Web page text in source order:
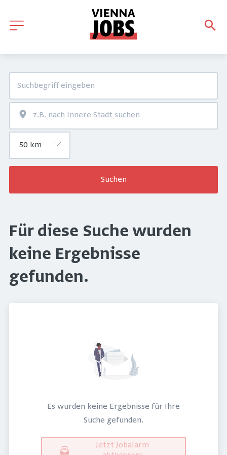
Suchen
Für diese Suche wurden
keine Ergebnisse
gefunden.
Es wurden keine Ergebnisse für Ihre
Suche gefunden.
Jetzt Jobalarm